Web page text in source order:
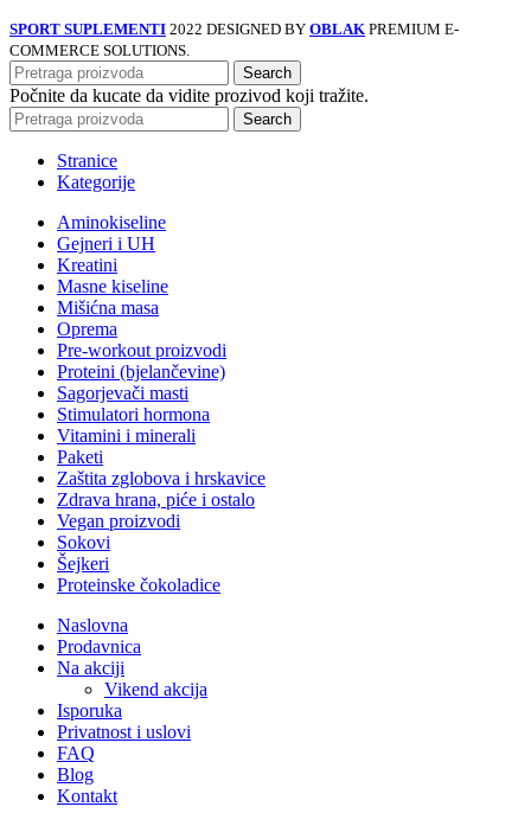
SPORT SUPLEMENTI 2022 DESIGNED BY OBLAK PREMIUM E-
COMMERCE SOLUTIONS.
Search
Počnite da kucate da vidite prozivod koji tražite.
Search
Stranice
Kategorije
Aminokiseline
Gejneri i UH
Kreatini
Masne kiseline
Mišićna masa
Oprema
Pre-workout proizvodi
Proteini (bjelančevine)
Sagorjevači masti
Stimulatori hormona
Vitamini i minerali
Paketi
Zaštita zglobova i hrskavice
Zdrava hrana, piće i ostalo
Vegan proizvodi
Sokovi
Šejkeri
Proteinske čokoladice
Naslovna
Prodavnica
Na akciji
Vikend akcija
Isporuka
Privatnost i uslovi
FAQ
Blog
Kontakt